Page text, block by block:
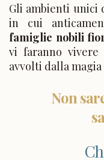
Gli ambienti unici
in cui
famiglie nobili
vi faranno vivere
avvolti dalla
Non